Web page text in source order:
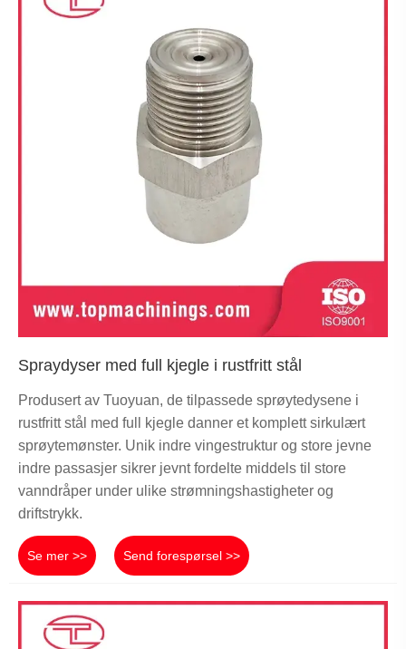
Spraydyser med full kjegle i rustfritt stål
Produsert av Tuoyuan, de tilpassede sprøytedysene i
rustfritt stål med full kjegle danner et komplett sirkulært
sprøytemønster. Unik indre vingestruktur og store jevne
indre passasjer sikrer jevnt fordelte middels til store
vanndråper under ulike strømningshastigheter og
driftstrykk.
Se mer >> Send forespørsel >>